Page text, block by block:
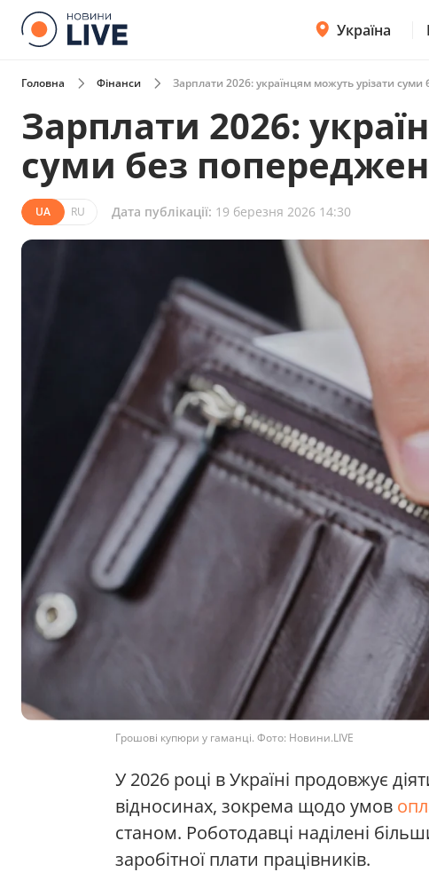
Україна
Головна Фінанси Зарплати 2026: українцям можуть урізати
Зарплати 2026:
суми без
UA RU Дата публікації: 19 березня 2026 14:30
Грошові купюри у гаманці. Фото: Новини.LIVE
У 2026 році в Україні продовжує
відносинах, зокрема щодо умов
станом. Роботодавці наділені
заробітної плати працівників.